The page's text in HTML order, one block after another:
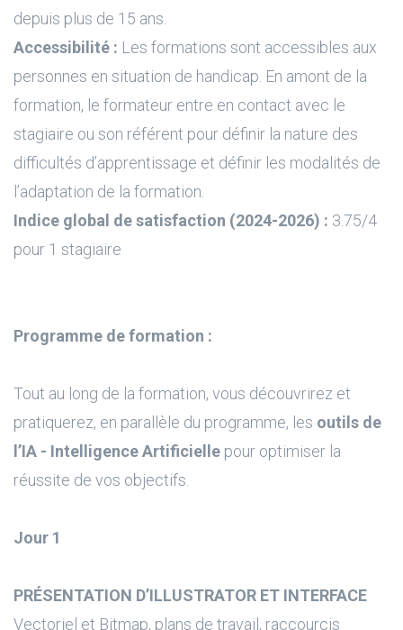
depuis plus de 15 ans.
Accessibilité : Les formations sont accessibles aux
personnes en situation de handicap. En amont de la
formation, le formateur entre en contact avec le
stagiaire ou son référent pour définir la nature des
difficultés d’apprentissage et définir les modalités de
l’adaptation de la formation.
Indice global de satisfaction (2024-2026) : 3.75/4
pour 1 stagiaire
Programme de formation :
Tout au long de la formation, vous découvrirez et
pratiquerez, en parallèle du programme, les outils de
l’IA - Intelligence Artificielle pour optimiser la
réussite de vos objectifs.
Jour 1
PRÉSENTATION D’ILLUSTRATOR ET INTERFACE
Vectoriel et Bitmap, plans de travail, raccourcis